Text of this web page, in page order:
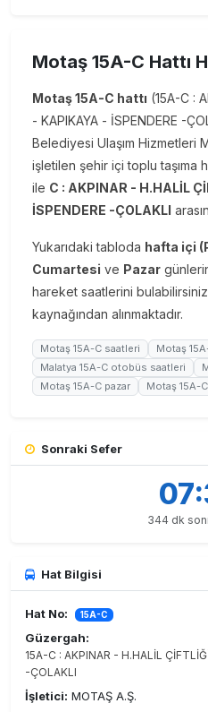
Motaş 15A-C Hattı
Motaş 15A-C hattı (15A-C :
- KAPIKAYA - İSPENDERE -
Belediyesi Ulaşım Hizmetleri
işletilen şehir içi toplu taşıma
ile C : AKPINAR - H.HALİL
İSPENDERE -ÇOLAKLI
Yukarıdaki tabloda hafta içi
Cumartesi ve Pazar
hareket saatlerini
kaynağından alınmaktadır.
Motaş 15A-C saatleri
Motaş
Malatya 15A-C otobüs saatleri
Motaş 15A-C pazar
Motaş 15A-
Sonraki Sefer
344 dk
Hat Bilgisi
Hat No: 15A-C
Güzergah:
15A-C : AKPINAR - H.HALİL
-ÇOLAKLI
İşletici: MOTAŞ A.Ş.